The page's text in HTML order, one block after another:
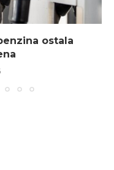
ostala